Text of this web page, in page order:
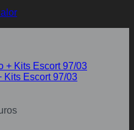
Kits Escort 97/03